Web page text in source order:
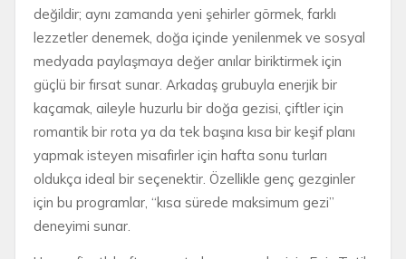
değildir; aynı zamanda yeni şehirler görmek, farklı
lezzetler denemek, doğa içinde yenilenmek ve sosyal
medyada paylaşmaya değer anılar biriktirmek için
güçlü bir fırsat sunar. Arkadaş grubuyla enerjik bir
kaçamak, aileyle huzurlu bir doğa gezisi, çiftler için
romantik bir rota ya da tek başına kısa bir keşif planı
yapmak isteyen misafirler için hafta sonu turları
oldukça ideal bir seçenektir. Özellikle genç gezginler
için bu programlar, “kısa sürede maksimum gezi”
deneyimi sunar.